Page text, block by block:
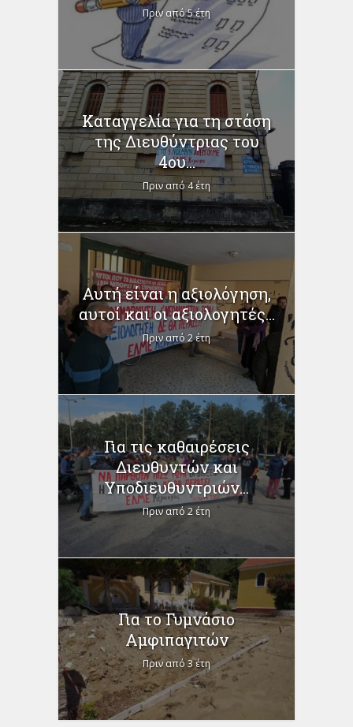
Πριν από 5 έτη
Καταγγελία για τη στάση
της Διευθύντριας του
4ου...
Πριν από 4 έτη
Αυτή είναι η αξιολόγηση,
αυτοί και οι αξιολογητές...
Πριν από 2 έτη
Για τις καθαιρέσεις
Διευθυντών και
Υποδιευθυντριών...
Πριν από 2 έτη
Για το Γυμνάσιο
Αμφιπαγιτών
Πριν από 3 έτη